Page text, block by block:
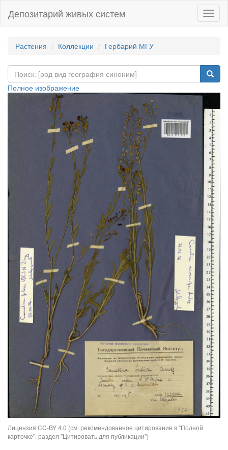
Депозитарий живых систем
Растения Коллекции Гербарий МГУ
Полное изображение
Лицензия CC-BY 4.0 (см. рекомендованное цитирование в "Полной
карточке", раздел "Цитировать для публикации")